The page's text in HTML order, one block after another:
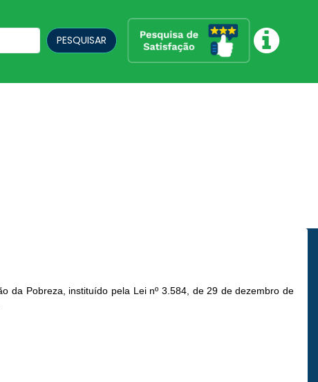
PESQUISAR
da Pobreza, instituído pela Lei nº 3.584, de 29 de dezembro de